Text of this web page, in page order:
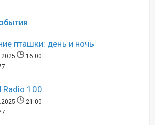
пташки: день и ночь
16:00
Radio 100
21:00